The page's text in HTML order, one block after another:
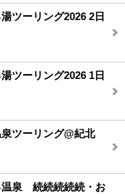
ツーリング2026 2日
ツーリング2026 1日
ツーリング@紀北
温泉 続続続続続・お